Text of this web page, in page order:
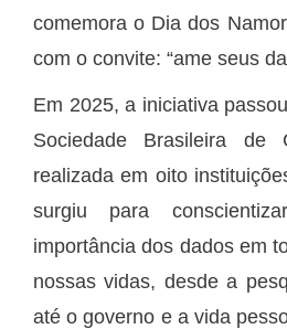
comemora o Dia dos
com o convite: “ame seus
Em 2025, a iniciativa
Sociedade Brasileira de
realizada em oito
surgiu para
importância dos dados em
nossas vidas, desde a
até o governo e a vida